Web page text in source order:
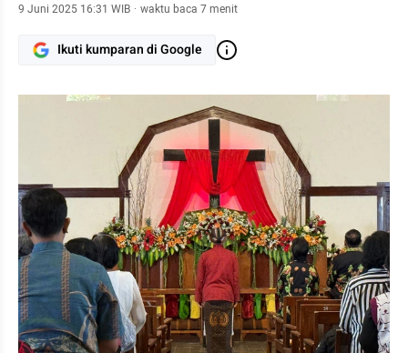
9 Juni 2025 16:31 WIB · waktu baca 7 menit
Ikuti kumparan di Google